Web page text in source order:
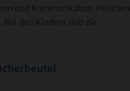
und Kommunikation zwischen
Bei den Kindern sind die